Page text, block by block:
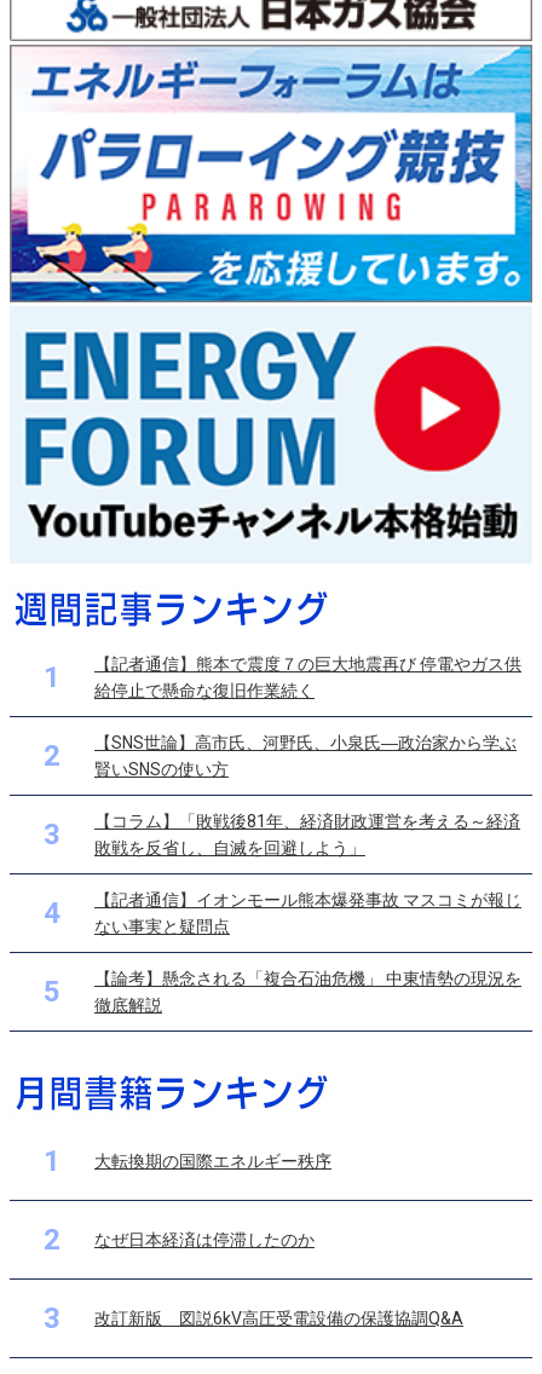
1
【記者通信】熊本で震度７の巨大地震再び 停電やガス供
給停止で懸命な復旧作業続く
2
【SNS世論】高市氏、河野氏、小泉氏―政治家から学ぶ
賢いSNSの使い方
3
【コラム】「敗戦後81年、経済財政運営を考える～経済
敗戦を反省し、自滅を回避しよう」
4
【記者通信】イオンモール熊本爆発事故 マスコミが報じ
ない事実と疑問点
5
【論考】懸念される「複合石油危機」 中東情勢の現況を
徹底解説
1 大転換期の国際エネルギー秩序
2 なぜ日本経済は停滞したのか
3 改訂新版 図説6kV高圧受電設備の保護協調Q&A